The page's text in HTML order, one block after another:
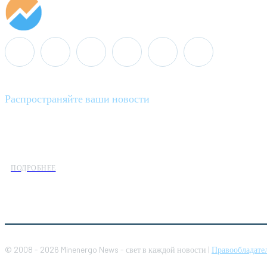
Распространяйте ваши новости
ПОДРОБНЕЕ
© 2008 - 2026 Minenergo News - свет в каждой новости |